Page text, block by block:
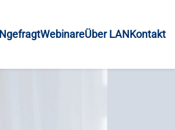
WebinareÜber LANKontakt